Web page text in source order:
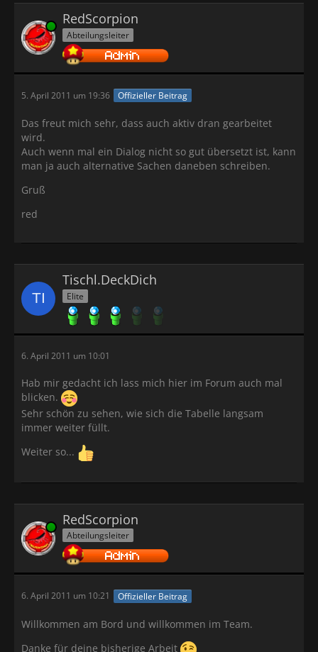
Online RedScorpion
Abteilungsleiter
5. April 2011 um 19:36 Offizieller Beitrag
Das freut mich sehr, dass auch aktiv dran gearbeitet
wird.
Auch wenn mal ein Dialog nicht so gut übersetzt ist, kann
man ja auch alternative Sachen daneben schreiben.
Gruß
red
Tischl.DeckDich
Elite
6. April 2011 um 10:01
Hab mir gedacht ich lass mich hier im Forum auch mal
blicken.
Sehr schön zu sehen, wie sich die Tabelle langsam
immer weiter füllt.
Weiter so...
Online RedScorpion
Abteilungsleiter
6. April 2011 um 10:21 Offizieller Beitrag
Willkommen am Bord und willkommen im Team.
Danke für deine bisherige Arbeit